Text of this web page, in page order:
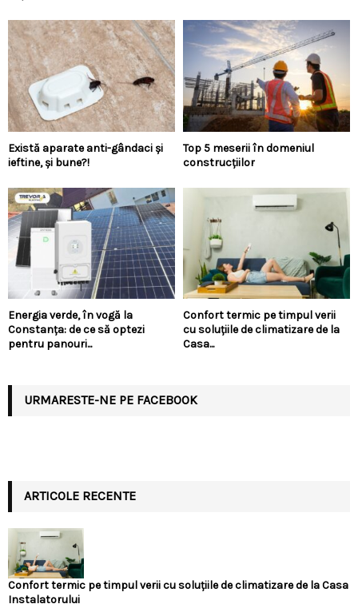
Există aparate anti-gândaci și
ieftine, și bune?!
Top 5 meserii în domeniul
construcțiilor
Energia verde, în vogă la
Constanța: de ce să optezi
pentru panouri...
Confort termic pe timpul verii
cu soluțiile de climatizare de la
Casa...
URMARESTE-NE PE FACEBOOK
ARTICOLE RECENTE
Confort termic pe timpul verii cu soluțiile de climatizare de la Casa
Instalatorului